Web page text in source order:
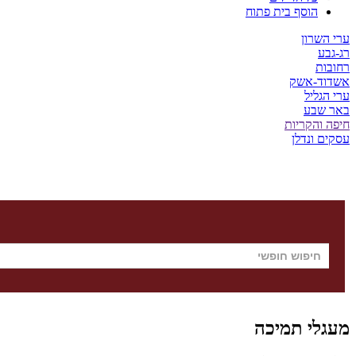
הוסף בית פתוח
ערי השרון
רג-גבע
רחובות
אשדוד-אשק
ערי הגליל
באר שבע
חיפה והקריות
עסקים ונדלן
מעגלי תמיכה